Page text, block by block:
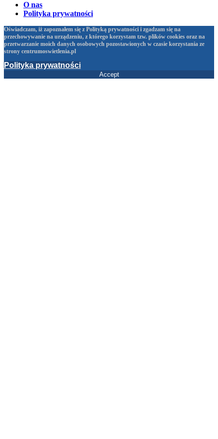
O nas
Polityka prywatności
Oświadczam, iż zapoznałem się z Polityką prywatności i zgadzam się na
przechowywanie na urządzeniu, z którego korzystam tzw. plików cookies oraz na
przetwarzanie moich danych osobowych pozostawionych w czasie korzystania ze
strony centrumoswietlenia.pl
Polityka prywatności
Accept